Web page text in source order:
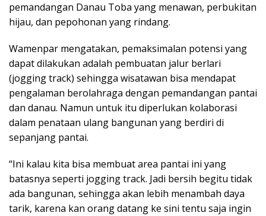
pemandangan Danau Toba yang menawan, perbukitan
hijau, dan pepohonan yang rindang.
Wamenpar mengatakan, pemaksimalan potensi yang
dapat dilakukan adalah pembuatan jalur berlari
(jogging track) sehingga wisatawan bisa mendapat
pengalaman berolahraga dengan pemandangan pantai
dan danau. Namun untuk itu diperlukan kolaborasi
dalam penataan ulang bangunan yang berdiri di
sepanjang pantai.
“Ini kalau kita bisa membuat area pantai ini yang
batasnya seperti jogging track. Jadi bersih begitu tidak
ada bangunan, sehingga akan lebih menambah daya
tarik, karena kan orang datang ke sini tentu saja ingin